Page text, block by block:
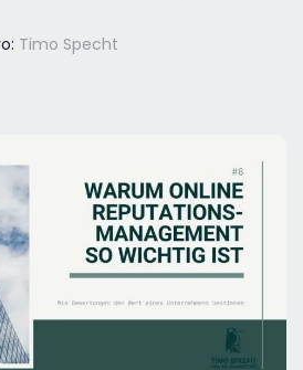
Timo Specht